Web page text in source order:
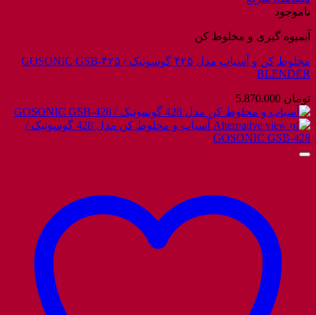
ناموجود
آبمیوه گیری و مخلوط کن
مخلوط کن و آسیاب مدل ۴۲۵ گوسونیک / GOSONIC GSB-۴۲۵
BLENDER
تومان